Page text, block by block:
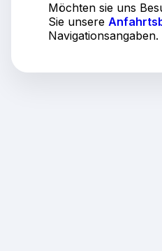
Möchten sie uns
Sie unsere
Navigationsangaben.